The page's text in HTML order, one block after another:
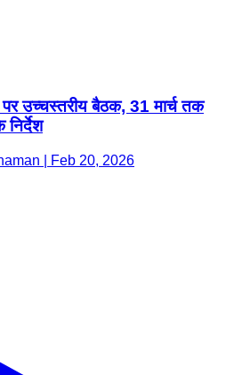
उच्चस्तरीय बैठक, 31 मार्च तक
| Feb 20, 2026